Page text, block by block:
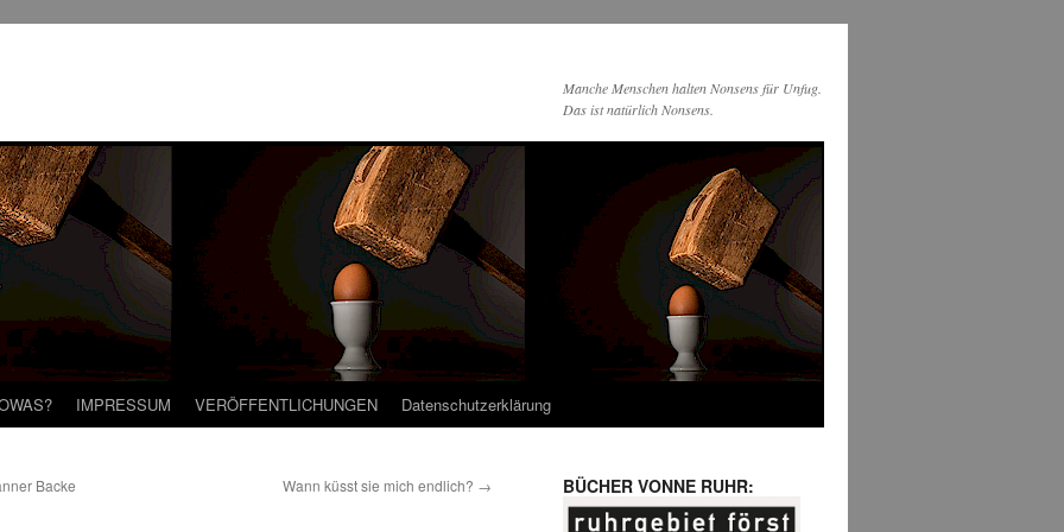
Manche Menschen halten Nonsens für Unfug.
Das ist natürlich Nonsens.
IMPRESSUM VERÖFFENTLICHUNGEN Datenschutzerklärung
Backe Wann küsst sie mich endlich? → BÜCHER VONNE RUHR: